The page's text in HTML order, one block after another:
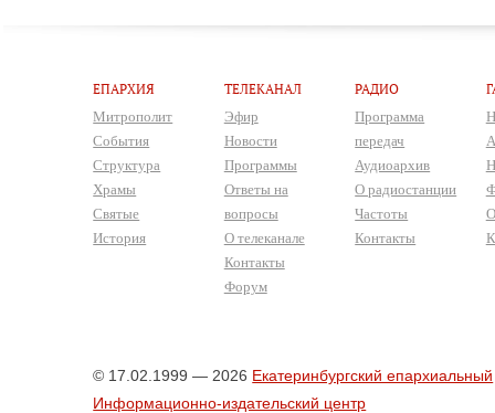
ЕПАРХИЯ
Митрополит
События
Структура
Храмы
Святые
История
ТЕЛЕКАНАЛ
Эфир
Новости
Программы
Ответы на
вопросы
О телеканале
Контакты
Форум
РАДИО
Программа
передач
Аудиоархив
О радиостанции
Частоты
Контакты
© 17.02.1999 — 2026 Екатеринбургский епархиальный
Информационно-издательский центр